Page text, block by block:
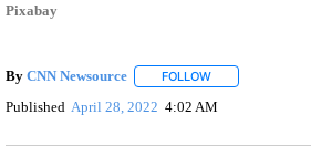
Pixabay
By CNN Newsource FOLLOWFOLLOW "" TO
Published April 28, 2022 4:02 AM